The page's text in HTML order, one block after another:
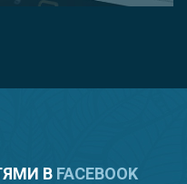
В FACEBOOK